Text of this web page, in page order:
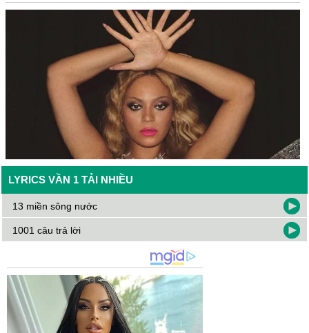
LYRICS VẦN 1 TẢI NHIỀU
13 miền sông nước
1001 câu trả lời